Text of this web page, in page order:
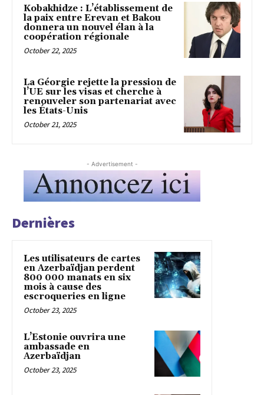
Kobakhidze : L’établissement de
la paix entre Erevan et Bakou
donnera un nouvel élan à la
coopération régionale
October 22, 2025
La Géorgie rejette la pression de
l’UE sur les visas et cherche à
renouveler son partenariat avec
les États-Unis
October 21, 2025
- Advertisement -
Dernières
Les utilisateurs de cartes
en Azerbaïdjan perdent
800 000 manats en six
mois à cause des
escroqueries en ligne
October 23, 2025
L’Estonie ouvrira une
ambassade en
Azerbaïdjan
October 23, 2025